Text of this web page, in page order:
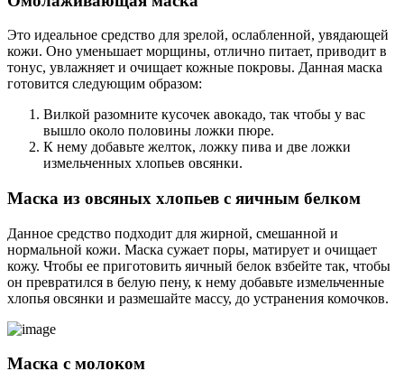
Это идеальное средство для зрелой, ослабленной, увядающей
кожи. Оно уменьшает морщины, отлично питает, приводит в
тонус, увлажняет и очищает кожные покровы. Данная маска
готовится следующим образом:
Вилкой разомните кусочек авокадо, так чтобы у вас
вышло около половины ложки пюре.
К нему добавьте желток, ложку пива и две ложки
измельченных хлопьев овсянки.
Маска из овсяных хлопьев с яичным белком
Данное средство подходит для жирной, смешанной и
нормальной кожи. Маска сужает поры, матирует и очищает
кожу. Чтобы ее приготовить яичный белок взбейте так, чтобы
он превратился в белую пену, к нему добавьте измельченные
хлопья овсянки и размешайте массу, до устранения комочков.
Маска с молоком